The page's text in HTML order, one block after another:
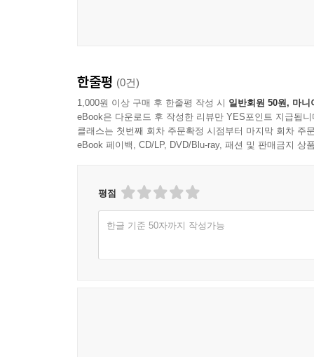
한줄평 (0건)
1,000원 이상 구매 후 한줄평 작성 시 일반회원 50원, 마니
eBook은 다운로드 후 작성한 리뷰만 YES포인트 지급됩니
클래스는 첫번째 회차 주문확정 시점부터 마지막 회차 주
eBook 페이백, CD/LP, DVD/Blu-ray, 패션 및 판매금지 상
평점
한글 기준 50자까지 작성가능